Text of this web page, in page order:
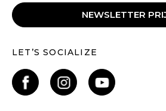
NEWSLETTER
LET’S SOCIALIZE